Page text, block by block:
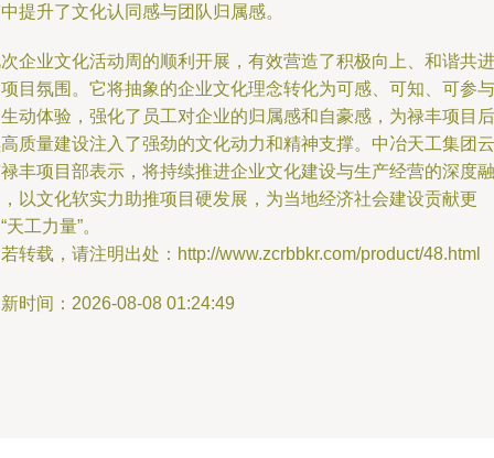
提升了文化认同感与团队归属感。
企业文化活动周的顺利开展，有效营造了积极向上、和谐共进
目氛围。它将抽象的企业文化理念转化为可感、可知、可参与
动体验，强化了员工对企业的归属感和自豪感，为禄丰项目后
质量建设注入了强劲的文化动力和精神支撑。中冶天工集团云
丰项目部表示，将持续推进企业文化建设与生产经营的深度融
以文化软实力助推项目硬发展，为当地经济社会建设贡献更
天工力量”。
转载，请注明出处：http://www.zcrbbkr.com/product/48.html
时间：2026-08-08 01:24:49